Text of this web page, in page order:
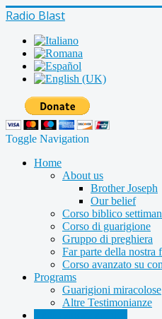
Radio Blast
Toggle Navigation
Home
About us
Brother Joseph
Our belief
Corso biblico
Corso di guarigione
Gruppo di preghiera
Far parte della nostra
Corso avanzato su
Programs
Guarigioni miracolose
Altre Testimonianze